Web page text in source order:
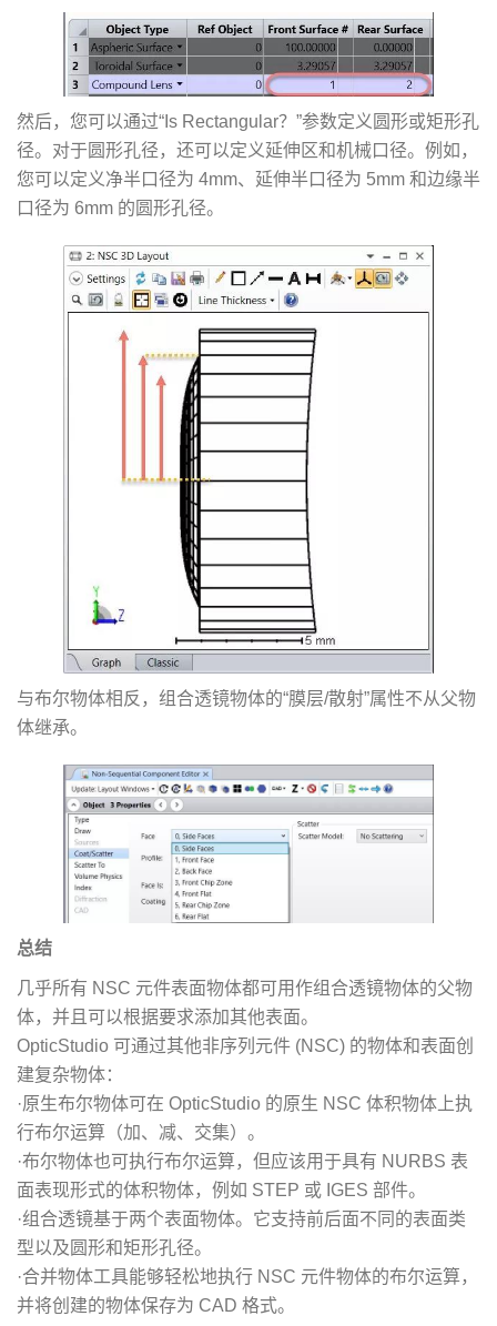
然后，您可以通过“Is Rectangular？”参数定义圆形或矩形孔
径。对于圆形孔径，还可以定义延伸区和机械口径。例如，
您可以定义净半口径为 4mm、延伸半口径为 5mm 和边缘半
口径为 6mm 的圆形孔径。
与布尔物体相反，组合透镜物体的“膜层/散射”属性不从父物
体继承。
总结
几乎所有 NSC 元件表面物体都可用作组合透镜物体的父物
体，并且可以根据要求添加其他表面。
OpticStudio 可通过其他非序列元件 (NSC) 的物体和表面创
建复杂物体：
·原生布尔物体可在 OpticStudio 的原生 NSC 体积物体上执
行布尔运算（加、减、交集）。
·布尔物体也可执行布尔运算，但应该用于具有 NURBS 表
面表现形式的体积物体，例如 STEP 或 IGES 部件。
·组合透镜基于两个表面物体。它支持前后面不同的表面类
型以及圆形和矩形孔径。
·合并物体工具能够轻松地执行 NSC 元件物体的布尔运算，
并将创建的物体保存为 CAD 格式。